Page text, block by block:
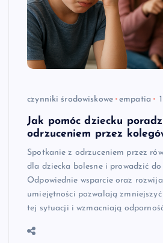
czynniki środowiskowe empatia
Jak pomóc dziecku
odrzuceniem przez
Spotkanie z odrzuceniem przez
dla dziecka bolesne i prowadzić
Odpowiednie wsparcie oraz
umiejętności pozwalają
tej sytuacji i wzmacniają